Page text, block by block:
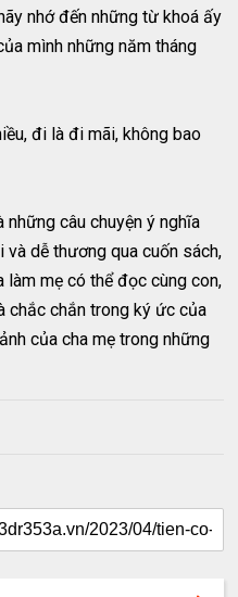
nhớ đến những từ khoá ấy
mình những năm tháng
đi là đi mãi, không bao
những câu chuyện ý nghĩa
dễ thương qua cuốn sách,
làm mẹ có thể đọc cùng con,
chắc chắn trong ký ức của
của cha mẹ trong những